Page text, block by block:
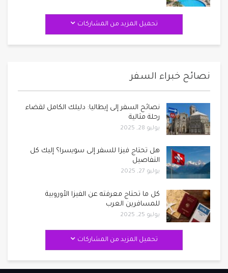
تحميل المزيد من المشاركات
نصائح خبراء السفر
نصائح السفر إلى إيطاليا: دليلك الكامل لقضاء
رحلة مثالية
يوليو 28, 2025
هل تحتاج فيزا للسفر إلى سويسرا؟ إليك كل
التفاصيل
يوليو 27, 2025
كل ما تحتاج معرفته عن الفيزا الأوروبية
للمسافرين العرب
يوليو 25, 2025
تحميل المزيد من المشاركات